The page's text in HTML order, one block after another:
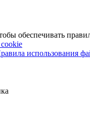
обеспечивать
использования